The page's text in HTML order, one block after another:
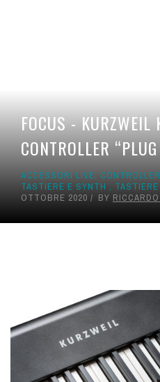
FOCUS -
CONTROLLER
ACCESSORI LIVE,
TASTIERE E SYNTH ,
OTTOBRE 2020
BY